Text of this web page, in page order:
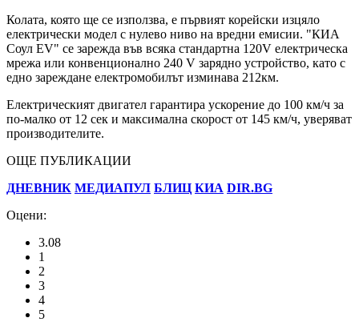
Колата, която ще се използва, е първият корейски изцяло
електрически модел с нулево ниво на вредни емисии. "КИА
Соул EV" се зарежда във всяка стандартна 120V електрическа
мрежа или конвенционално 240 V зарядно устройство, като с
едно зареждане електромобилът изминава 212км.
Електрическият двигател гарантира ускорение до 100 км/ч за
по-малко от 12 сек и максимална скорост от 145 км/ч, уверяват
производителите.
ОЩЕ ПУБЛИКАЦИИ
ДНЕВНИК МЕДИАПУЛ БЛИЦ КИА DIR.BG
Оцени:
3.08
1
2
3
4
5